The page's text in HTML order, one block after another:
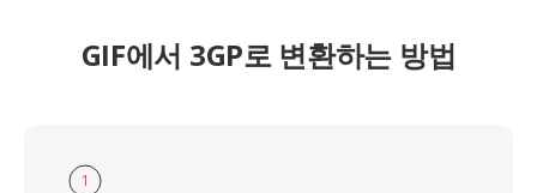
GIF에서 3GP로 변환하는 방법
1